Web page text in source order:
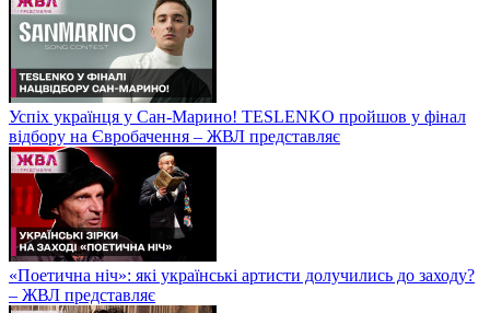
Успіх українця у Сан-Марино! TESLENKO пройшов у фінал
відбору на Євробачення – ЖВЛ представляє
«Поетична ніч»: які українські артисти долучились до заходу?
– ЖВЛ представляє